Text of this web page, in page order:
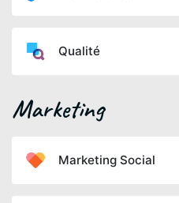
Qualité
Marketing
Marketing Social